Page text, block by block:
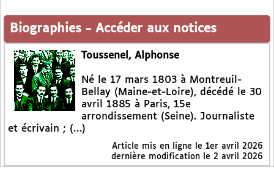
Biographies - Accéder aux notices
Toussenel, Alphonse
Né le 17 mars 1803 à Montreuil-
Bellay (Maine-et-Loire), décédé le 30
avril 1885 à Paris, 15e
arrondissement (Seine). Journaliste
et écrivain ; (…)
Article mis en ligne le 1er avril 2026
dernière modification le 2 avril 2026